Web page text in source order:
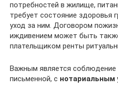
потребностей в жилище,
требует состояние здоровья
уход за ним. Договором
иждивением может быть
плательщиком ренты
Важным является
письменной, с нотариальным